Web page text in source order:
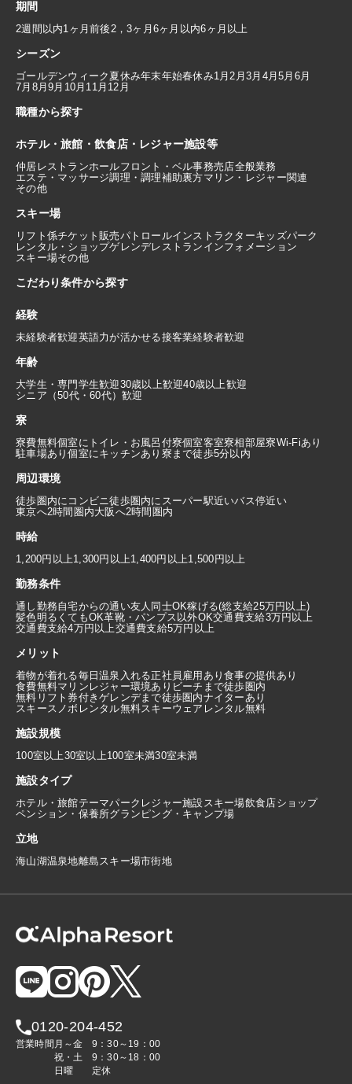
期間
2週間以内1ヶ月前後 2，3ヶ月 6ヶ月以内6ヶ月以上
シーズン
ゴールデンウィーク 夏休み年末年始春休み1月 2月3月 4月5月 6月
7月 8月9月 10月 11月 12月
職種から探す
ホテル・旅館・飲食店・レジャー施設等
仲居 レストランホールフロント・ベル事務売店全般業務
エステ・マッサージ調理・調理補助裏方マリン・レジャー関連
その他
スキー場
リフト係チケット販売パトロールインストラクターキッズパーク
レンタル・ショップゲレンデレストラン インフォメーション
スキー場その他
こだわり条件から探す
経験
未経験者歓迎英語力が活かせる接客業経験者歓迎
年齢
大学生・専門学生歓迎30歳以上歓迎40歳以上歓迎
シニア（50代・60代）歓迎
寮
寮費無料個室にトイレ・お風呂付寮個室客室寮相部屋寮Wi-Fiあり
駐車場あり個室にキッチンあり 寮まで徒歩5分以内
周辺環境
徒歩圏内にコンビニ徒歩圏内にスーパー駅近いバス停近い
東京へ2時間圏内大阪へ2時間圏内
時給
1,200円以上1,300円以上1,400円以上1,500円以上
勤務条件
通し勤務自宅からの通い友人同士OK稼げる(総支給25万円以上)
髪色明るくてもOK革靴・パンプス以外OK交通費支給3万円以上
交通費支給4万円以上交通費支給5万円以上
メリット
着物が着れる毎日温泉入れる正社員雇用あり食事の提供あり
食費無料マリンレジャー環境あり ビーチまで徒歩圏内
無料リフト券付きゲレンデまで徒歩圏内ナイターあり
スキースノボレンタル無料スキーウェアレンタル無料
施設規模
100室以上30室以上100室未満30室未満
施設タイプ
ホテル・旅館テーマパーク レジャー施設 スキー場飲食店ショップ
ペンション・保養所グランピング・キャンプ場
立地
海山湖温泉地離島 スキー場市街地
0120-204-452
営業時間 月～金
9：30～19：00
祝・土
9：30～18：00
日曜
定休